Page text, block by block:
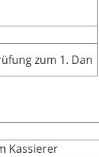
zum 1. Dan
Kassierer